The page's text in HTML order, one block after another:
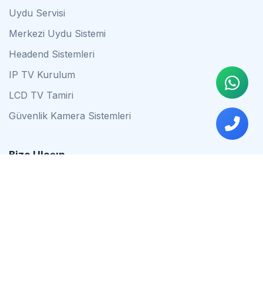
Uydu Servisi
Merkezi Uydu Sistemi
Headend Sistemleri
IP TV Kurulum
LCD TV Tamiri
Güvenlik Kamera Sistemleri
Bize Ulaşın